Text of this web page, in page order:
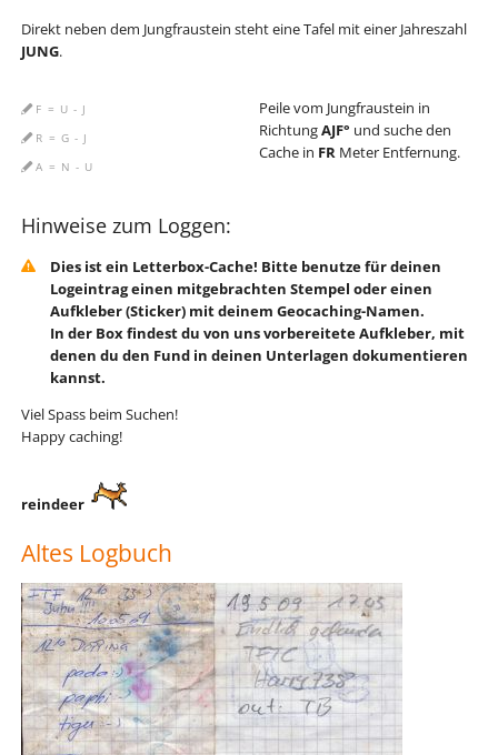
Direkt neben dem Jungfraustein steht eine Tafel mit einer Jahreszahl
JUNG.
F = U - J
R = G - J
A = N - U
Peile vom Jungfraustein in
RichtungAJF° und suche den
Cache in FR Meter Entfernung.
Hinweise zum Loggen:
Dies ist ein Letterbox-Cache! Bitte benutze für deinen
Logeintrag einen mitgebrachten Stempel oder einen
Aufkleber (Sticker) mit deinem Geocaching-Namen.
In der Box findest du von uns vorbereitete Aufkleber, mit
denen du den Fund in deinen Unterlagen dokumentieren
kannst.
Viel Spass beim Suchen!
Happy caching!
reindeer
Altes Logbuch